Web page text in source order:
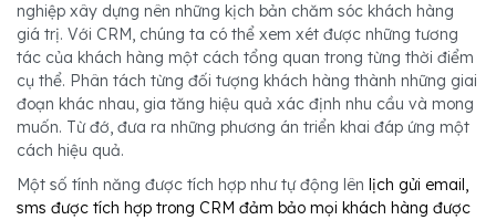
nghiệp xây dựng nên những kịch bản chăm sóc khách hàng
giá trị. Với CRM, chúng ta có thể xem xét được những tương
tác của khách hàng một cách tổng quan trong từng thời điểm
cụ thể. Phân tách từng đối tượng khách hàng thành những giai
đoạn khác nhau, gia tăng hiệu quả xác định nhu cầu và mong
muốn. Từ đớ, đưa ra những phương án triển khai đáp ứng một
cách hiệu quả.
Một số tính năng được tích hợp như tự động lên lịch gửi email,
sms được tích hợp trong CRM đảm bảo mọi khách hàng được